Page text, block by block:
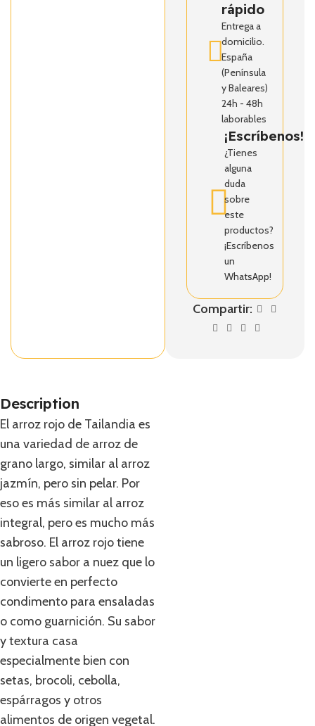
rápido
Entrega a
domicilio.
España
(Península
y Baleares)
24h - 48h
laborables
¡Escríbenos!
¿Tienes
alguna
duda
sobre
este
productos?
¡Escríbenos
un
WhatsApp!
Compartir:
Description
El arroz rojo de Tailandia es
una variedad de arroz de
grano largo, similar al arroz
jazmín, pero sin pelar. Por
eso es más similar al arroz
integral, pero es mucho más
sabroso. El arroz rojo tiene
un ligero sabor a nuez que lo
convierte en perfecto
condimento para ensaladas
o como guarnición. Su sabor
y textura casa
especialmente bien con
setas, brocoli, cebolla,
espárragos y otros
alimentos de origen vegetal.